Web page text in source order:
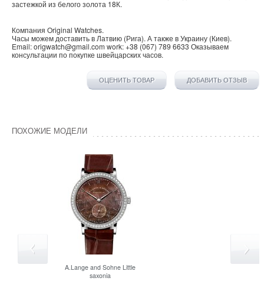
застежкой из белого золота 18К.
Компания Original Watches.
Часы можем доставить в Латвию (Рига). А также вУкраину (Киев).
Email:origwatch@gmail.com work:+38 (067) 789 6633 Оказываем
консультации по покупке швейцарских часов.
ОЦЕНИТЬ ТОВАР ДОБАВИТЬ ОТЗЫВ
ПОХОЖИЕ МОДЕЛИ
A.Lange and Sohne Little
saxonia